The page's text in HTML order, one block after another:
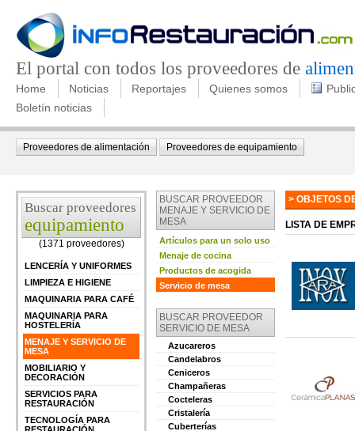
El portal con todos los proveedores de
Home Noticias Reportajes Quienes somos
Boletín noticias
Proveedores de alimentación Proveedores de equipamiento
Buscar proveedores
equipamiento
(1371 proveedores)
LENCERÍA Y UNIFORMES
LIMPIEZA E HIGIENE
MAQUINARIA PARA CAFÉ
MAQUINARIA PARA
HOSTELERÍA
MENAJE Y SERVICIO DE
MESA
MOBILIARIO Y
DECORACIÓN
SERVICIOS PARA
RESTAURACIÓN
TECNOLOGÍA PARA
BUSCAR PROVEEDOR
MENAJE Y SERVICIO DE
MESA
Artículos para un solo uso
Menaje de cocina
Productos de acogida
Servicio de mesa
BUSCAR PROVEEDOR
SERVICIO DE MESA
Azucareros
Candelabros
Ceniceros
Champañeras
Cocteleras
Cristalería
Cuberterías
> OBJETOS
LISTA DE